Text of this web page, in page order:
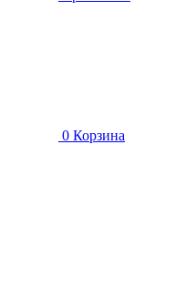
0 Корзина